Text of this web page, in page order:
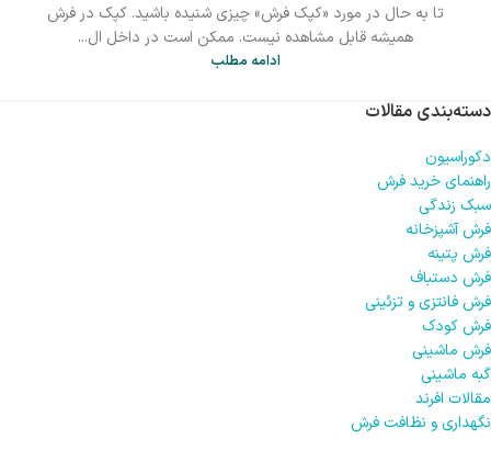
تا به حال در مورد «کپک فرش» چیزی شنیده باشید. کپک در فرش
همیشه قابل مشاهده نیست. ممکن است در داخل ال...
ادامه مطلب
دسته‌بندی مقالات
دکوراسیون
راهنمای خرید فرش
سبک زندگی
فرش آشپزخانه
فرش پتینه
فرش دستباف
فرش فانتزی و تزئینی
فرش کودک
فرش ماشینی
گبه ماشینی
مقالات افرند
نگهداری و نظافت فرش